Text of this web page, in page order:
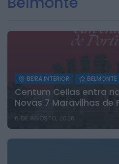
PJ detém
Passagem
ONTEM, 11:52
BEIRA INTERIOR BELMONTE
Centum Cellas entra
Novas 7 Maravilhas de
6 DE AGOSTO, 2026